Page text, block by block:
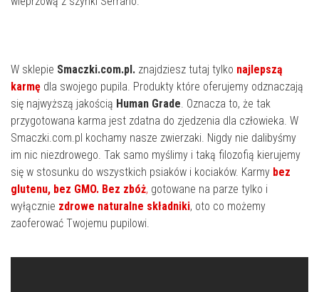
W sklepie Smaczki.com.pl. znajdziesz tutaj tylko najlepszą
karmę dla swojego pupila. Produkty które oferujemy odznaczają
się najwyższą jakością Human Grade. Oznacza to, że tak
przygotowana karma jest zdatna do zjedzenia dla człowieka. W
Smaczki.com.pl kochamy nasze zwierzaki. Nigdy nie dalibyśmy
im nic niezdrowego. Tak samo myślimy i taką filozofią kierujemy
się w stosunku do wszystkich psiaków i kociaków. Karmy bez
glutenu, bez GMO. Bez zbóż, gotowane na parze tylko i
wyłącznie zdrowe naturalne składniki, oto co możemy
zaoferować Twojemu pupilowi.